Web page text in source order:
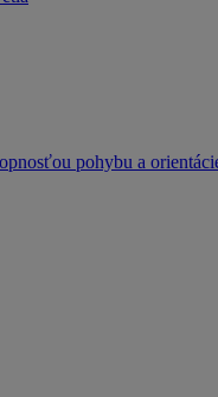
pohybu a